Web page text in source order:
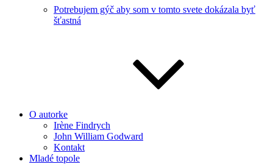
Potrebujem gýč aby som v tomto svete dokázala byť
šťastná
O autorke
Irène Findrych
John William Godward
Kontakt
Mladé topole